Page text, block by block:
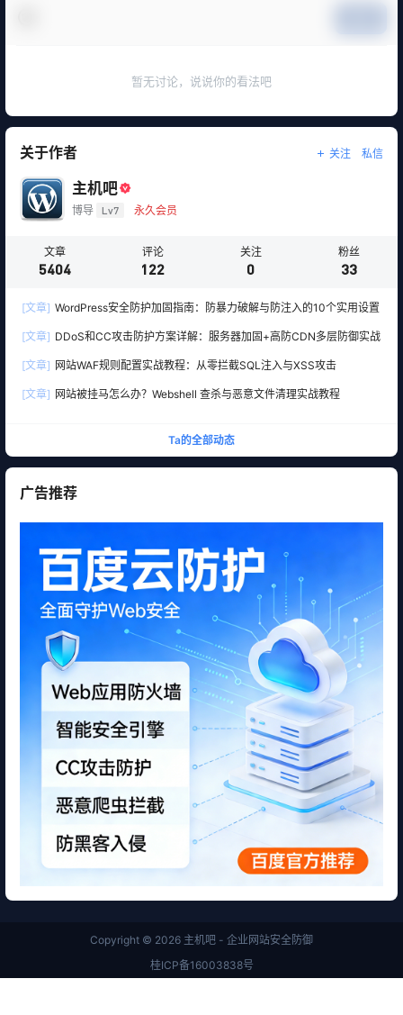
暂无讨论，说说你的看法吧
关于作者 关注 私信
主机吧
博导 Lv7 永久会员
文章
5404
评论
122
关注
0
粉丝
33
[文章] WordPress安全防护加固指南：防暴力破解与防注入的10个实用设置
[文章] DDoS和CC攻击防护方案详解：服务器加固+高防CDN多层防御实战
[文章] 网站WAF规则配置实战教程：从零拦截SQL注入与XSS攻击
[文章] 网站被挂马怎么办？Webshell 查杀与恶意文件清理实战教程
Ta的全部动态
广告推荐
Copyright © 2026 主机吧 - 企业网站安全防御
桂ICP备16003838号